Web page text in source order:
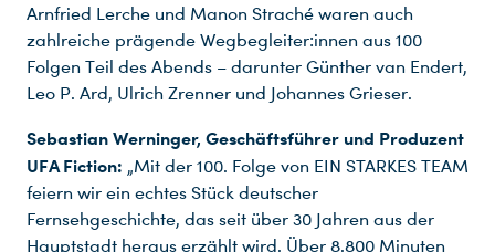
Arnfried Lerche und Manon Straché waren auch
zahlreiche prägende Wegbegleiter:innen aus 100
Folgen Teil des Abends – darunter Günther van Endert,
Leo P. Ard, Ulrich Zrenner und Johannes Grieser.
Sebastian Werninger, Geschäftsführer und Produzent
UFA Fiction: „Mit der 100. Folge von EIN STARKES TEAM
feiern wir ein echtes Stück deutscher
Fernsehgeschichte, das seit über 30 Jahren aus der
Hauptstadt heraus erzählt wird. Über 8.800 Minuten